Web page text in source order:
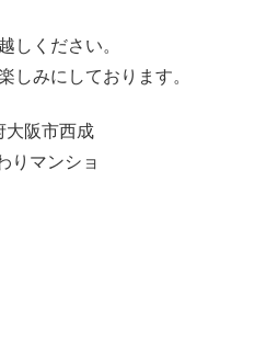
しください。
しみにしております。
大阪市西成
りマンショ